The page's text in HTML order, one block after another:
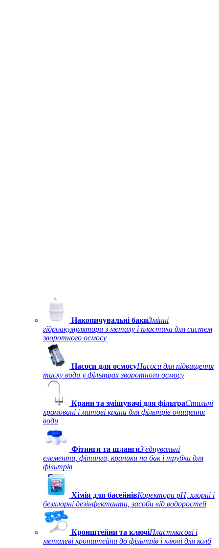
Накопичувальні бакиЗмінні
гідроакумулятори з металу і пластика для систем
зворотного осмосу
Насоси для осмосуНасоси для підвищення
тиску води у фільтрах зворотного осмосу
Крани та змішувачі для фільтраСтильні
хромовані і матові крани для фільтрів очищення
води
Фітинги та шлангиЗ'єднувальні
елементи, фітинги, краники на бак і трубки для
фільтрів
Хімія для басейнівКоректори рН, хлорні і
безхлорні дезінфектанти, засоби від водоростей
Кронштейни та ключіПластмасові і
металеві кронштейни до фільтрів і ключі для колб